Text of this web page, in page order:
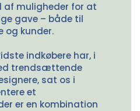
af muligheder for at
gave – både til
og kunder.
indkøbere har, i
trendsættende
sat os i
et
er en kombination